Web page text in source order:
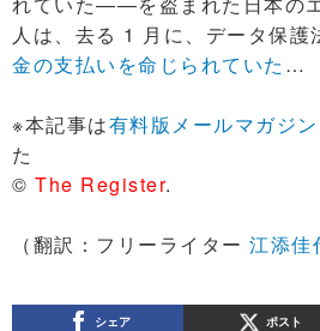
人は、去る 1 月に、データ保護
金の支払いを命じられていた …
※本記事は有料版メールマガジン
た
© The Register.
（翻訳：フリーライター 江添佳
シェア ポスト